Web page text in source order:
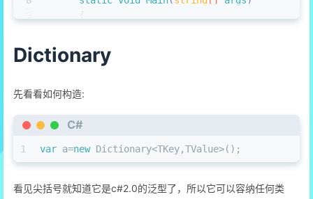
11
12
14
16
18
19
20
      {
          a.Add(
          a.Add(
          a.Add(
          a.Remove(
foreach( var a2 in a)
          {
              WriteLine(a2);
Dictionary
先看看如何构造:
C#
1 var a=new Dictionary<TKey,TValue>();
看见尖括号就知道它是c#2.0的泛型了，所以它可以容纳任何类